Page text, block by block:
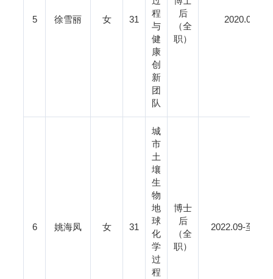
5 徐雪丽 女 31
程
与
健
康
创
新
团
队
后
（全
职）
2020.09-至
6 姚海凤 女 31
城
市
土
壤
生
物
地
球
化
学
过
程
博士
后
（全
职）
2022.09-至今